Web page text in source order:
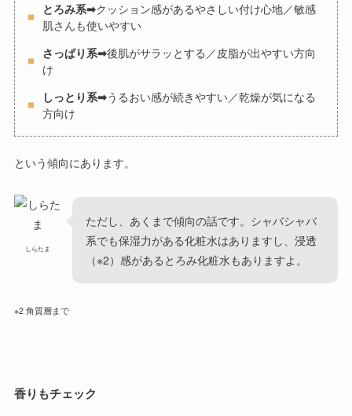
とろみ系➡クッション感があるやさしい付け心地／敏感
肌さんも使いやすい
さっぱり系➡後肌がサラッとする／皮脂が出やすい方向
け
しっとり系➡うるおい感が続きやすい／乾燥が気になる
方向け
という傾向にあります。
しらたま
ただし、あくまで傾向の話です。シャバシャバ
系でも保湿力がある化粧水はありますし、浸透
（※2）感があるとろみ化粧水もありますよ。
※2 角質層まで
香りもチェック